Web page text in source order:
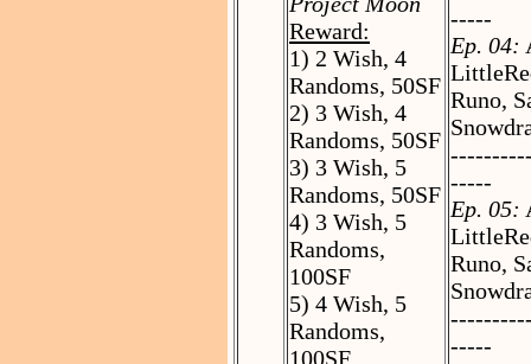
Reward:
1) 2 Wish, 4
Randoms, 50SF
2) 3 Wish, 4
Randoms, 50SF
3) 3 Wish, 5
Randoms, 50SF
4) 3 Wish, 5
Randoms,
100SF
5) 4 Wish, 5
Randoms,
100SF
-----
Ep. 04:
Runo,
-----
Ep. 05:
Runo,
-----